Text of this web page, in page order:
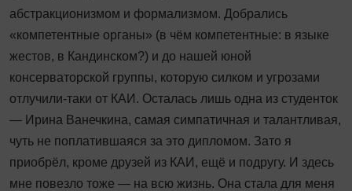
абстракционизмом и формализмом. Добрались
«компетентные органы» (в чём компетентные: в языке
жестов, в Кандинском?) и до нашей юной
консерваторской группы, которую силком и угрозами
отлучили‑таки от КАИ. Осталась лишь одна из студенток
— Ирина Ванечкина, самая симпатичная и талантливая,
чуть не поплатившаяся за это дипломом. Зато я
приобрёл, кроме друзей из КАИ, ещё и подругу. И здесь
мне повезло тоже — на всю жизнь. Она стала для меня